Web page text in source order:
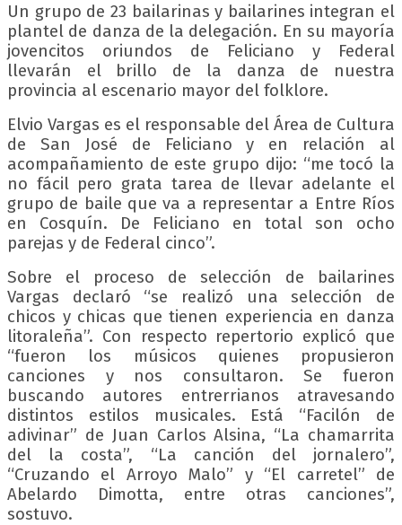
Un grupo de 23 bailarinas y bailarines integran el
plantel de danza de la delegación. En su mayoría
jovencitos oriundos de Feliciano y Federal
llevarán el brillo de la danza de nuestra
provincia al escenario mayor del folklore.
Elvio Vargas es el responsable del Área de Cultura
de San José de Feliciano y en relación al
acompañamiento de este grupo dijo: “me tocó la
no fácil pero grata tarea de llevar adelante el
grupo de baile que va a representar a Entre Ríos
en Cosquín. De Feliciano en total son ocho
parejas y de Federal cinco”.
Sobre el proceso de selección de bailarines
Vargas declaró “se realizó una selección de
chicos y chicas que tienen experiencia en danza
litoraleña”. Con respecto repertorio explicó que
“fueron los músicos quienes propusieron
canciones y nos consultaron. Se fueron
buscando autores entrerrianos atravesando
distintos estilos musicales. Está “Facilón de
adivinar” de Juan Carlos Alsina, “La chamarrita
del la costa”, “La canción del jornalero”,
“Cruzando el Arroyo Malo” y “El carretel” de
Abelardo Dimotta, entre otras canciones”,
sostuvo.